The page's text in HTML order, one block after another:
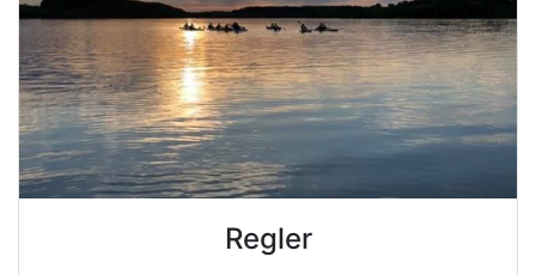
Regler